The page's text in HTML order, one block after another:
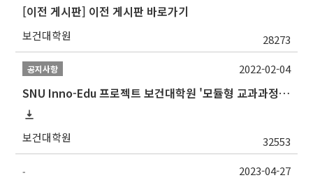
[이전 게시판] 이전 게시판 바로가기
보건대학원 28273
공지사항
SNU Inno-Edu 프로젝트 보건대학원 '모듈형 교과과정' 안내(revised 2022/2/28)
보건대학원 32553
2022-02-04
- 2023-04-27